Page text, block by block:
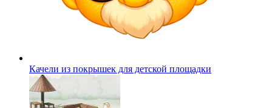
Качели из покрышек для детской площадки